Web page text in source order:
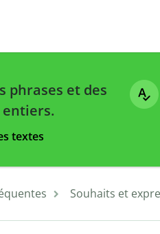
phrases et des
textes
Souhaits et